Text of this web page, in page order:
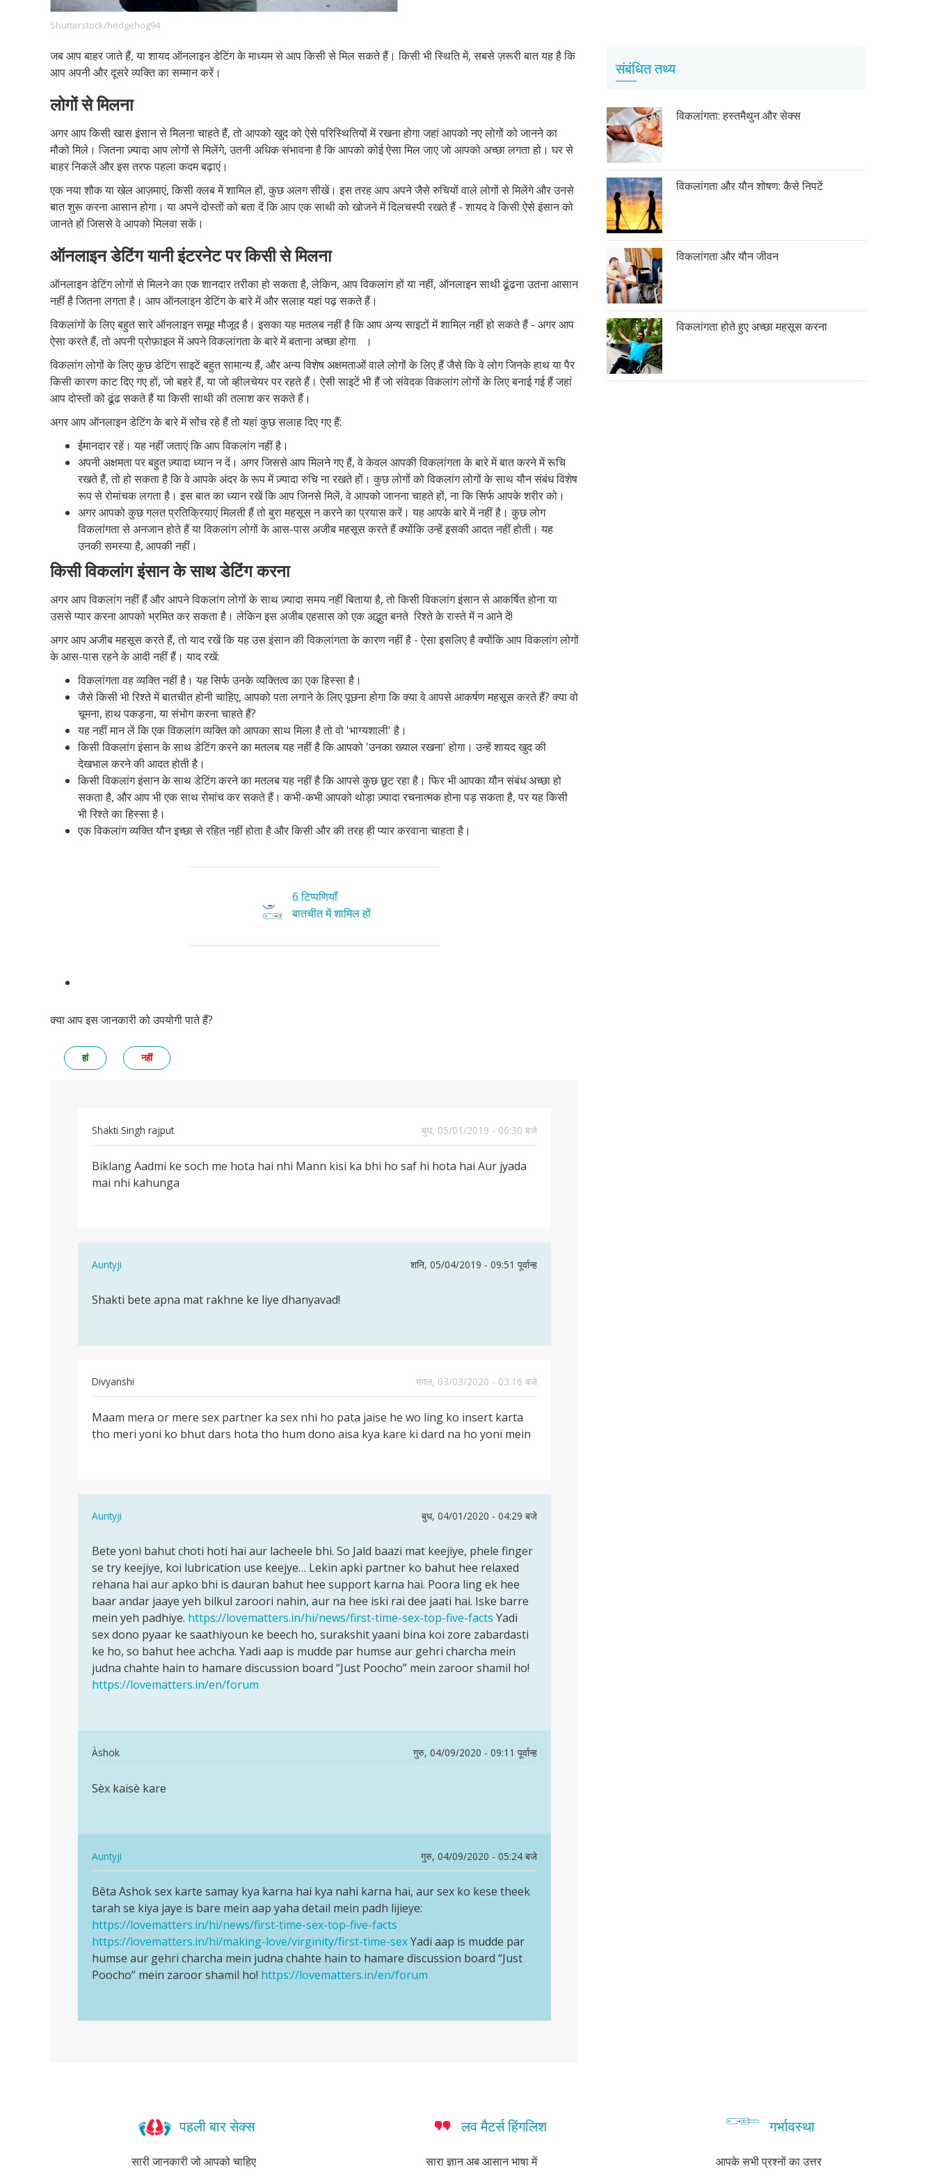
Footer
हमारे सिद्धांत Just Poocho संपर्क करें
Shutterstock/hedgehog94
जब आप बाहर जाते हैं, या शायद ऑनलाइन डेटिंग के माध्यम से आप किसी से मिल सकते हैं। किसी भी स्थिति में, सबसे ज़रूरी बात यह है कि
आप अपनी और दूसरे व्यक्ति का सम्मान करें।
लोगोंसेमिलना
अगर आप किसी खास इंसान से मिलना चाहते हैं, तो आपको खुद को ऐसे परिस्थितियों में रखना होगा जहां आपको नए लोगों को जानने का
मौको मिले। जितना ज़्यादा आप लोगों से मिलेंगे, उतनी अधिक संभावना है कि आपको कोई ऐसा मिल जाए जो आपको अच्छा लगता हो। घर से
बाहर निकलें और इस तरफ पहला कदम बढ़ाएं।
एक नया शौक या खेल आज़माएं, किसी क्लब में शामिल हों, कुछ अलग सीखें। इस तरह आप अपने जैसे रुचियों वाले लोगों से मिलेंगे और उनसे
बात शुरू करना आसान होगा। या अपने दोस्तों को बता दें कि आप एक साथी को खोजने में दिलचस्पी रखते हैं - शायद वे किसी ऐसे इंसान को
जानते हों जिससे वे आपको मिलवा सकें।
ऑनलाइनडेटिंगयानीइंटरनेटपरकिसीसेमिलना
ऑनलाइन डेटिंग लोगों से मिलने का एक शानदार तरीका हो सकता है, लेकिन, आप विकलांग हों या नहीं, ऑनलाइन साथी ढूंढना उतना आसान
नहीं है जितना लगता है। आप ऑनलाइन डेटिंग के बारे में और सलाह यहां पढ़ सकते हैं।
विकलांगों के लिए बहुत सारे ऑनलाइन समूह मौजूद है। इसका यह मतलब नहीं है कि आप अन्य साइटों में शामिल नहीं हो सकते हैं - अगर आप
ऐसा करते हैं, तो अपनी प्रोफ़ाइल में अपने विकलांगता के बारे में बताना अच्छा होगा ।
विकलांग लोगों के लिए कुछ डेटिंग साइटें बहुत सामान्य हैं, और अन्य विशेष अक्षमताओं वाले लोगों के लिए हैं जैसे कि वे लोग जिनके हाथ या पैर
किसी कारण काट दिए गए हों, जो बहरे हैं, या जो व्हीलचेयर पर रहते हैं। ऐसी साइटें भी हैं जो संवेदक विकलांग लोगों के लिए बनाई गई हैं जहां
आप दोस्तों को ढूंढ सकते हैं या किसी साथी की तलाश कर सकते हैं।
अगर आप ऑनलाइन डेटिंग के बारे में सोंच रहे हैं तो यहां कुछ सलाह दिए गए हैं:
ईमानदार रहें। यह नहीं जताएं कि आप विकलांग नहीं है।
अपनी अक्षमता पर बहुत ज़्यादा ध्यान न दें। अगर जिससे आप मिलने गए हैं, वे केवल आपकी विकलांगता के बारे में बात करने में रूचि
रखते हैं, तो हो सकता है कि वे आपके अंदर के रूप में ज़्यादा रुचि ना रखते हों। कुछ लोगों को विकलांग लोगों के साथ यौन संबंध विशेष
रूप से रोमांचक लगता है। इस बात का ध्यान रखें कि आप जिनसे मिलें, वे आपको जानना चाहते हों, ना कि सिर्फ आपके शरीर को।
अगर आपको कुछ गलत प्रतिक्रियाएं मिलती हैं तो बुरा महसूस न करने का प्रयास करें। यह आपके बारे में नहीं है। कुछ लोग
विकलांगता से अनजान होते हैं या विकलांग लोगों के आस-पास अजीब महसूस करते हैं क्योंकि उन्हें इसकी आदत नहीं होती। यह
उनकी समस्या है, आपकी नहीं।
किसीविकलांगइंसानकेसाथडेटिंगकरना
अगर आप विकलांग नहीं हैं और आपने विकलांग लोगों के साथ ज़्यादा समय नहीं बिताया है, तो किसी विकलांग इंसान से आकर्षित होना या
उससे प्यार करना आपको भ्रमित कर सकता है। लेकिन इस अजीब एहसास को एक अद्भुत बनते रिश्ते के रास्ते में न आने दें!
अगर आप अजीब महसूस करते हैं, तो याद रखें कि यह उस इंसान की विकलांगता के कारण नहीं है - ऐसा इसलिए है क्योंकि आप विकलांग लोगों
के आस-पास रहने के आदी नहीं हैं। याद रखें:
विकलांगता वह व्यक्ति नहीं है। यह सिर्फ उनके व्यक्तित्व का एक हिस्सा है।
जैसे किसी भी रिश्ते में बातचीत होनी चाहिए, आपको पता लगाने के लिए पूछना होगा कि क्या वे आपसे आकर्षण महसूस करते हैं? क्या वो
चूमना, हाथ पकड़ना, या संभोग करना चाहते हैं?
यह नहीं मान लें कि एक विकलांग व्यक्ति को आपका साथ मिला है तो वो 'भाग्यशाली' है।
किसी विकलांग इंसान के साथ डेटिंग करने का मतलब यह नहीं है कि आपको 'उनका ख्याल रखना' होगा। उन्हें शायद खुद की
देखभाल करने की आदत होती है।
किसी विकलांग इंसान के साथ डेटिंग करने का मतलब यह नहीं है कि आपसे कुछ छूट रहा है। फिर भी आपका यौन संबंध अच्छा हो
सकता है, और आप भी एक साथ रोमांच कर सकते हैं। कभी-कभी आपको थोड़ा ज़्यादा रचनात्मक होना पड़ सकता है, पर यह किसी
भी रिश्ते का हिस्सा है।
एक विकलांग व्यक्ति यौन इच्छा से रहित नहीं होता है और किसी और की तरह ही प्यार करवाना चाहता है।
6 टिप्पणियाँ
बातचीत में शामिल हों
क्या आप इस जानकारी को उपयोगी पाते हैं?
हां नहीं
Shakti Singh rajput
बुध, 05/01/2019 - 06:30 बजे
Biklang
Aadmi
Biklang Aadmi ke soch me hota hai nhi Mann kisi ka bhi ho saf hi hota hai Aur jyada
mai nhi kahunga
Auntyji
शनि, 05/04/2019 - 09:51 पूर्वान्ह
to
ke
me…
by
Shakti
Singh
Shakti
Shakti bete apna mat rakhne ke liye dhanyavad!
Divyanshi
मंगल, 03/03/2020 - 03:16 बजे
Maam
mera
Maam mera or mere sex partner ka sex nhi ho pata jaise he wo ling ko insert karta
tho meri yoni ko bhut dars hota tho hum dono aisa kya kare ki dard na ho yoni mein
Auntyji
बुध, 04/01/2020 - 04:29 बजे
to
Maam
mera
or
mere
sex…
by
Divyanshi
Bete
yoni
bahut
choti
hoti…
Bete yoni bahut choti hoti hai aur lacheele bhi. So Jald baazi mat keejiye, phele finger
se try keejiye, koi lubrication use keejye… Lekin apki partner ko bahut hee relaxed
rehana hai aur apko bhi is dauran bahut hee support karna hai. Poora ling ek hee
baar andar jaaye yeh bilkul zaroori nahin, aur na hee iski rai dee jaati hai. Iske barre
mein yeh padhiye. https://lovematters.in/hi/news/first-time-sex-top-five-facts Yadi
sex dono pyaar ke saathiyoun ke beech ho, surakshit yaani bina koi zore zabardasti
ke ho, so bahut hee achcha. Yadi aap is mudde par humse aur gehri charcha mein
judna chahte hain to hamare discussion board “Just Poocho” mein zaroor shamil ho!
https://lovematters.in/en/forum
Àshok
गुरु, 04/09/2020 - 09:11 पूर्वान्ह
In
reply
to
bahut
choti
hoti…
by
Auntyji
Sèx
Sèx kaisè kare
Auntyji
गुरु, 04/09/2020 - 05:24 बजे
reply
to
Sèx
kaisè
kare
by
Àshok
Bêta
Ashok
sex
karte
samay…
Bêta Ashok sex karte samay kya karna hai kya nahi karna hai, aur sex ko kese theek
tarah se kiya jaye is bare mein aap yaha detail mein padh lijieye:
https://lovematters.in/hi/news/first-time-sex-top-five-facts
https://lovematters.in/hi/making-love/virginity/first-time-sexYadi aap is mudde par
humse aur gehri charcha mein judna chahte hain to hamare discussion board “Just
Poocho” mein zaroor shamil ho! https://lovematters.in/en/forum
संबंधित तथ्य
विकलांगता: हस्तमैथुन और सेक्स
विकलांगता और यौन शोषण: कैसे निपटें
विकलांगता और यौन जीवन
विकलांगता होते हुए अच्छा महसूस करना
पहली बार सेक्स
सारी जानकारी जो आपको चाहिए
लव मैटर्स हिंगलिश
सारा ज्ञान अब आसान भाषा में
गर्भावस्था
आपके सभी प्रश्नों का उत्तर